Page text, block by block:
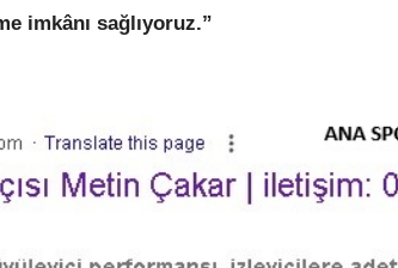
imkânı sağlıyoruz.”